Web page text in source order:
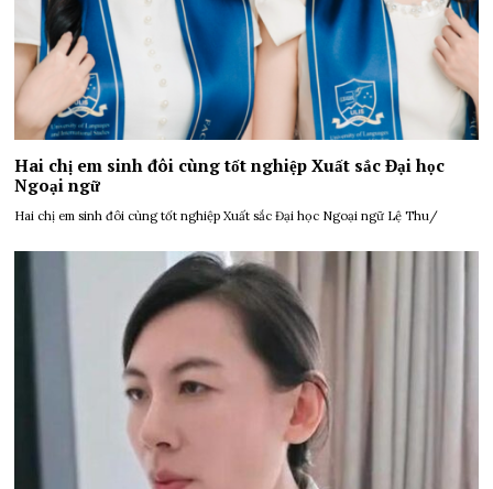
Hai chị em sinh đôi cùng tốt nghiệp Xuất sắc Đại học
Ngoại ngữ
Hai chị em sinh đôi cùng tốt nghiệp Xuất sắc Đại học Ngoại ngữ Lệ Thu/